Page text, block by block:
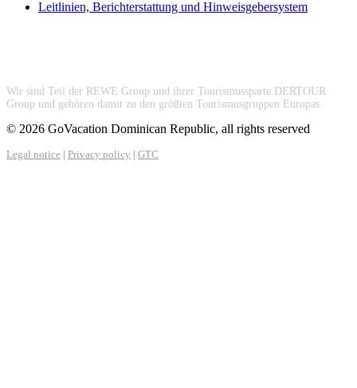
Leitlinien, Berichterstattung und Hinweisgebersystem
Wir sind Teil der REWE Group und ihrer Tourismussparte DERTOUR
Group und gehören damit zu den größten Tourismusgruppen Europas.
© 2026 GoVacation Dominican Republic, all rights reserved
Legal notice | Privacy policy | GTC